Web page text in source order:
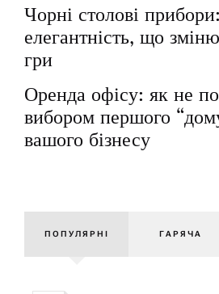
Н
а
в
і
Чорні столові прибори:
елегантність, що
гри
Оренда офісу: як не
вибором першого
вашого бізнесу
ПОПУЛЯРНІ ГАРЯЧА